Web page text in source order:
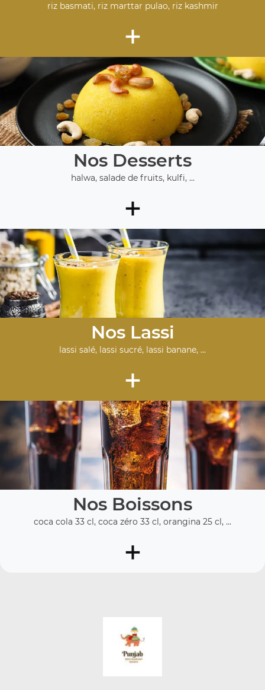
riz basmati, riz marttar pulao, riz kashmir
+
Nos Desserts
halwa, salade de fruits, kulfi, ...
+
Nos Lassi
lassi salé, lassi sucré, lassi banane, ...
+
Nos Boissons
coca cola 33 cl, coca zéro 33 cl, orangina 25 cl, ...
+